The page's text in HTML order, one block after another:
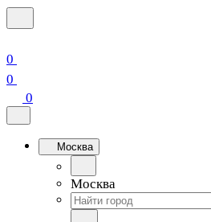
0
0
0
Москва
Москва